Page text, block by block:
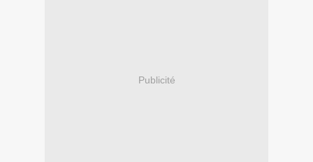
Publicité